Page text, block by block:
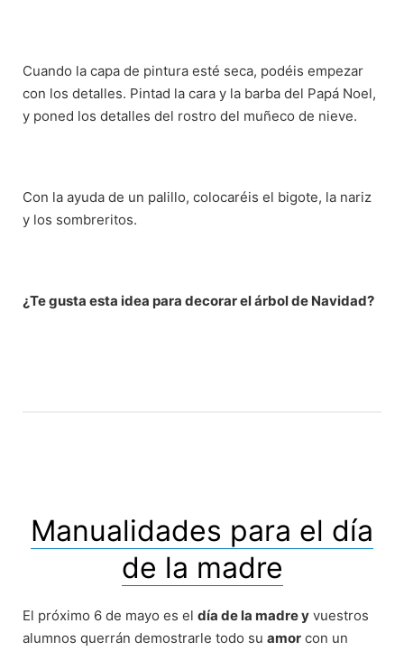
Cuando la capa de pintura esté seca, podéis empezar
con los detalles. Pintad la cara y la barba del Papá Noel,
y poned los detalles del rostro del muñeco de nieve.
Con la ayuda de un palillo, colocaréis el bigote, la nariz
y los sombreritos.
¿Te gusta esta idea para decorar el árbol de Navidad?
Manualidades para el día
de la madre
El próximo 6 de mayo es el día de la madre y vuestros
alumnos querrán demostrarle todo su amor con un